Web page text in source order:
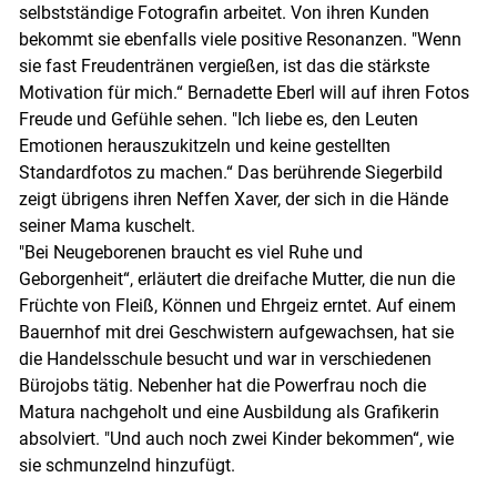
Skip to main content
selbstständige Fotografin arbeitet. Von ihren Kunden
bekommt sie ebenfalls viele positive Resonanzen. "Wenn
sie fast Freudentränen vergießen, ist das die stärkste
Motivation für mich.“ Bernadette Eberl will auf ihren Fotos
Freude und Gefühle sehen. "Ich liebe es, den Leuten
Emotionen herauszukitzeln und keine gestellten
Standardfotos zu machen.“ Das berührende Siegerbild
zeigt übrigens ihren Neffen Xaver, der sich in die Hände
seiner Mama kuschelt.
"Bei Neugeborenen braucht es viel Ruhe und
Geborgenheit“, erläutert die dreifache Mutter, die nun die
Früchte von Fleiß, Können und Ehrgeiz erntet. Auf einem
Bauernhof mit drei Geschwis­tern aufgewachsen, hat sie
die Handelsschule besucht und war in verschiedenen
Bürojobs tätig. Nebenher hat die Powerfrau noch die
Matura nachgeholt und eine Ausbildung als Grafikerin
absolviert. "Und auch noch zwei Kinder bekommen“, wie
sie schmunzelnd hinzufügt.